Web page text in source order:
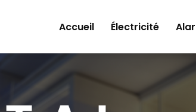
Accueil
Électricité